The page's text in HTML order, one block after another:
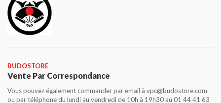
BUDOSTORE
Vente Par Correspondance
Vous pouvez également commander par email à vpc@budostore.com
ou par téléphone du lundi au vendredi de 10h à 19h30 au 01 44 41 63